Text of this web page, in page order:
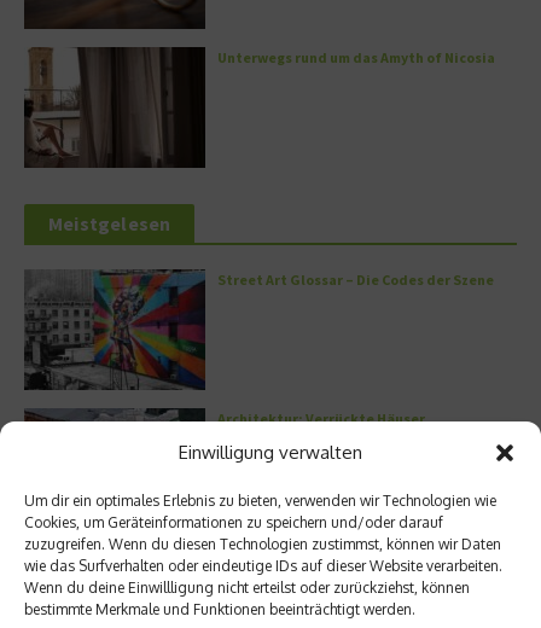
Einwilligung verwalten
Um dir ein optimales Erlebnis zu bieten, verwenden wir Technologien wie
Cookies, um Geräteinformationen zu speichern und/oder darauf
zuzugreifen. Wenn du diesen Technologien zustimmst, können wir Daten
wie das Surfverhalten oder eindeutige IDs auf dieser Website verarbeiten.
Wenn du deine Einwillligung nicht erteilst oder zurückziehst, können
bestimmte Merkmale und Funktionen beeinträchtigt werden.
Unterwegs rund um das Amyth of Nicosia
Meistgelesen
Street Art Glossar – Die Codes der Szene
Architektur: Verrückte Häuser
Kann man Hunde vegan ernähren?